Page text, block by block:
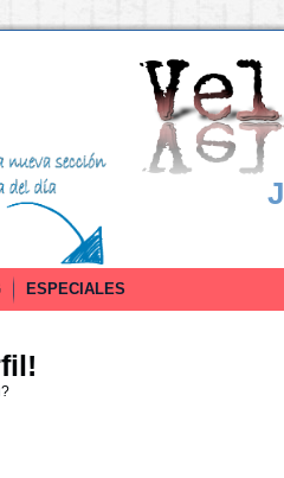
ESPECIALES
?